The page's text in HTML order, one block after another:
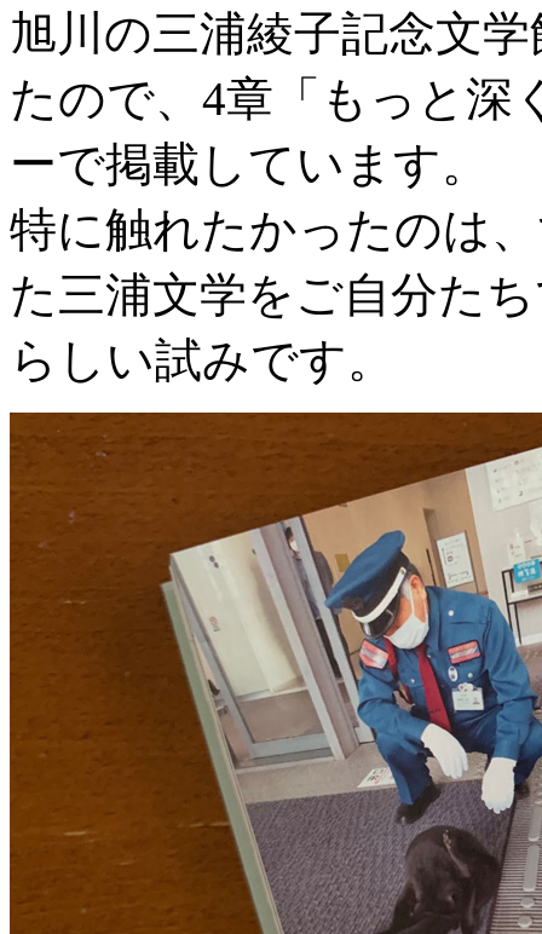
旭川の三浦綾子記念文
たので、4章「もっと深
ーで掲載しています。
特に触れたかったのは
た三浦文学をご自分た
らしい試みです。